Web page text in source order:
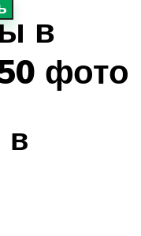
в
фото
в